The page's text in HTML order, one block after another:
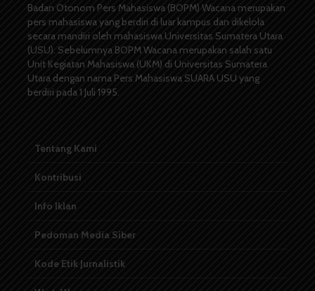
Badan Otonom Pers Mahasiswa (BOPM) Wacana merupakan
pers mahasiswa yang berdiri di luar kampus dan dikelola
secara mandiri oleh mahasiswa Universitas Sumatera Utara
(USU). Sebelumnya BOPM Wacana merupakan salah satu
Unit Kegiatan Mahasiswa (UKM) di Universitas Sumatera
Utara dengan nama Pers Mahasiswa SUARA USU yang
berdiri pada 1 Juli 1995.
Tentang Kami
Kontribusi
Info Iklan
Pedoman Media Siber
Kode Etik Jurnalistik